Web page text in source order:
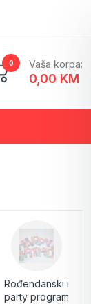
0 Vaša korpa:
0,00 KM
Rođendanski i
party program